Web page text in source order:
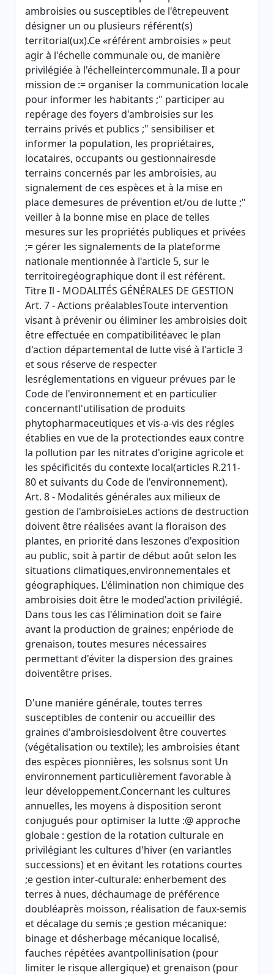
ambroisies ou susceptibles de l'êtrepeuvent
désigner un ou plusieurs référent(s)
territorial(ux).Ce «référent ambroisies » peut
agir à l'échelle communale ou, de manière
privilégiée à l'échelleintercommunale. Il a pour
mission de := organiser la communication locale
pour informer les habitants ;" participer au
repérage des foyers d'ambroisies sur les
terrains privés et publics ;" sensibiliser et
informer la population, les propriétaires,
locataires, occupants ou gestionnairesde
terrains concernés par les ambroisies, au
signalement de ces espèces et à la mise en
place demesures de prévention et/ou de lutte ;"
veiller à la bonne mise en place de telles
mesures sur les propriétés publiques et privées
;= gérer les signalements de la plateforme
nationale mentionnée à l'article 5, sur le
territoiregéographique dont il est référent.
Titre Il - MODALITÉS GÉNÉRALES DE GESTION
Art. 7 - Actions préalablesToute intervention
visant à prévenir ou éliminer les ambroisies doit
être effectuée en compatibilitéavec le plan
d'action départemental de lutte visé à l'article 3
et sous réserve de respecter
lesréglementations en vigueur prévues par le
Code de l'environnement et en particulier
concernantl'utilisation de produits
phytopharmaceutiques et vis-a-vis des régles
établies en vue de la protectiondes eaux contre
la pollution par les nitrates d'origine agricole et
les spécificités du contexte local(articles R.211-
80 et suivants du Code de l'environnement).
Art. 8 - Modalités générales aux milieux de
gestion de l'ambroisieLes actions de destruction
doivent être réalisées avant la floraison des
plantes, en priorité dans leszones d'exposition
au public, soit à partir de début août selon les
situations climatiques,environnementales et
géographiques. L'élimination non chimique des
ambroisies doit être le moded'action privilégié.
Dans tous les cas l'élimination doit se faire
avant la production de graines; enpériode de
grenaison, toutes mesures nécessaires
permettant d'éviter la dispersion des graines
doiventêtre prises.
D'une maniére générale, toutes terres
susceptibles de contenir ou accueillir des
graines d'ambroisiesdoivent être couvertes
(végétalisation ou textile); les ambroisies étant
des espèces pionnières, les solsnus sont Un
environnement particulièrement favorable à
leur développement.Concernant les cultures
annuelles, les moyens à disposition seront
conjugués pour optimiser la lutte :@ approche
globale : gestion de la rotation culturale en
privilégiant les cultures d'hiver (en variantles
successions) et en évitant les rotations courtes
;e gestion inter-culturale: enherbement des
terres à nues, déchaumage de préférence
doubléaprès moisson, réalisation de faux-semis
et décalage du semis ;e gestion mécanique:
binage et désherbage mécanique localisé,
fauches répétées avantpollinisation (pour
limiter le risque allergique) et grenaison (pour